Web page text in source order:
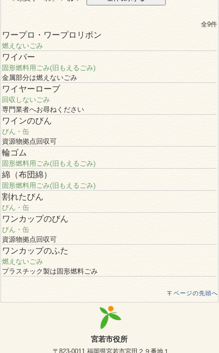
全9件
ワープロ・ワープロリボン
燃えないごみ
ワイパー
固形燃料用ごみ(旧もえるごみ)
金属部分は燃えないごみ
ワイヤーロープ
回収しないごみ
専門業者へお尋ねください
ワインのびん
びん・缶
資源物拠点回収可
輪ゴム
固形燃料用ごみ(旧もえるごみ)
綿（布団綿）
固形燃料用ごみ(旧もえるごみ)
割れたびん
びん・缶
ワンカップのびん
びん・缶
資源物拠点回収可
ワンカップのふた
燃えないごみ
プラスチック製は固形燃料ごみ
ページの先頭へ
宮若市役所
〒823-0011 福岡県宮若市宮田２９番地１